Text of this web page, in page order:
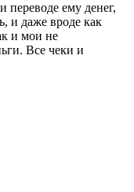
переводе ему денег,
и даже вроде как
и мои не
Все чеки и